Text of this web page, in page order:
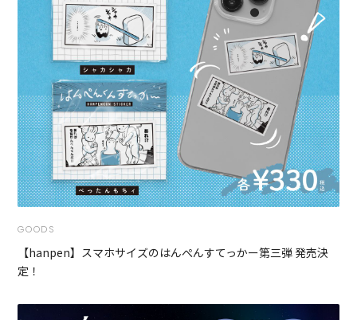
GOODS
【hanpen】スマホサイズのはんぺんすてっかー第三弾 発売決
定！